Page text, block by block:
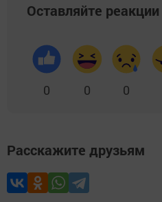
Оставляйте реакции
0 0 0
Расскажите друзьям